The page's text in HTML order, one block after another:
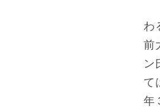
わ
前
ン
て
年